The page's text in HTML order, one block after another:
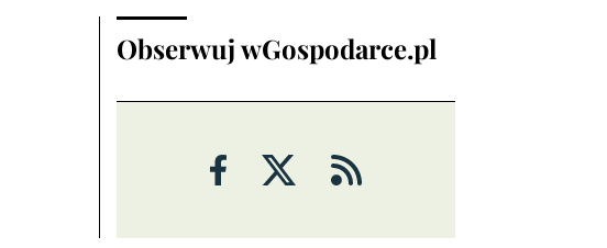
Obserwuj wGospodarce.pl